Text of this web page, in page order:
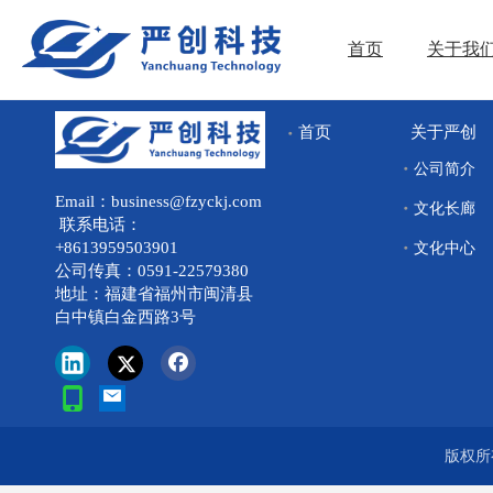
首页 关于我
Email：business@fzyckj.com
联系电话：
+8613959503901
公司传真：0591-22579380
地址：福建省福州市闽清县
白中镇白金西路3号
首页 关于严创
公司简介
文化长廊
文化中心
版权